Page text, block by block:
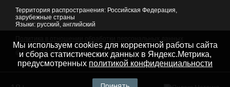
Территория распространения: Российская Федерация,
зарубежные страны
Языки: русский, английский
© 2007 - 2026Портал Читы и Забайкальского края
Мы используем cookies для корректной работы сайта
и сбора статистических данных в Яндекс.Метрика,
предусмотренных политикой конфиденциальности